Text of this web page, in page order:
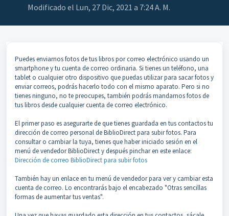
Modificado el Lun, 27 Dic, 2021 a 7:24 A. M.
Puedes enviarnos fotos de tus libros por correo electrónico usando un
smartphone y tu cuenta de correo ordinaria. Si tienes un teléfono, una
tablet o cualquier otro dispositivo que puedas utilizar para sacar fotos y
enviar correos, podrás hacerlo todo con el mismo aparato. Pero si no
tienes ninguno, no te preocupes, también podrás mandarnos fotos de
tus libros desde cualquier cuenta de correo electrónico.
El primer paso es asegurarte de que tienes guardada en tus contactos tu
dirección de correo personal de BiblioDirect para subir fotos. Para
consultar o cambiar la tuya, tienes que haber iniciado sesión en el
menú de vendedor BiblioDirect y después pinchar en este enlace:
Dirección de correo BiblioDirect para subir fotos
También hay un enlace en tu menú de vendedor para ver y cambiar esta
cuenta de correo. Lo encontrarás bajo el encabezado "Otras sencillas
formas de aumentar tus ventas".